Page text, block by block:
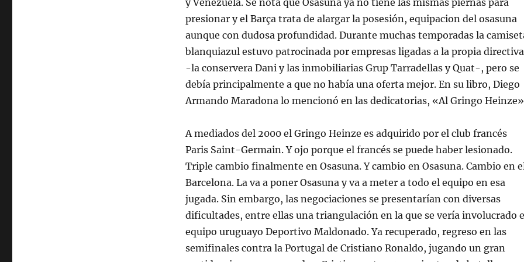
y Venezuela. Se nota que Osasuna ya no tiene las mismas piernas para
presionar y el Barça trata de alargar la posesión, equipacion del osasuna
aunque con dudosa profundidad. Durante muchas temporadas la
blanquiazul estuvo patrocinada por empresas ligadas a la propia directiva
-la conservera Dani y las inmobiliarias Grup Tarradellas y Quat-, pero se
debía principalmente a que no había una oferta mejor. En su libro, Diego
Armando Maradona lo mencionó en las dedicatorias, «Al Gringo
A mediados del 2000 el Gringo Heinze es adquirido por el club francés
Paris Saint-Germain. Y ojo porque el francés se puede haber lesionado.
Triple cambio finalmente en Osasuna. Y cambio en Osasuna. Cambio en
Barcelona. La va a poner Osasuna y va a meter a todo el equipo en esa
jugada. Sin embargo, las negociaciones se presentarían con diversas
dificultades, entre ellas una triangulación en la que se vería involucrado
equipo uruguayo Deportivo Maldonado. Ya recuperado, regreso en las
semifinales contra la Portugal de Cristiano Ronaldo, jugando un gran